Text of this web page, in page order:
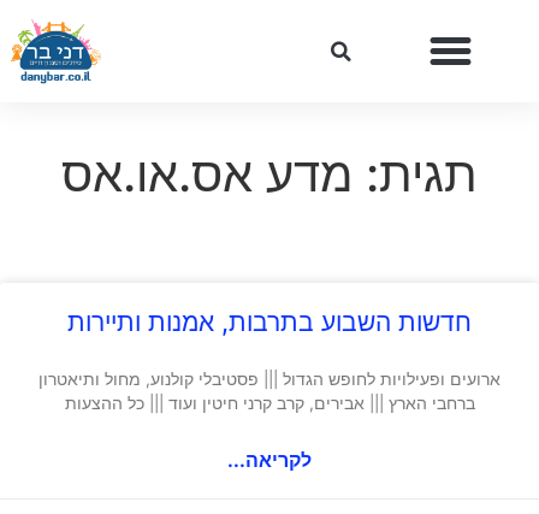
תגית: מדע אס.או.אס
חדשות השבוע בתרבות, אמנות ותיירות
ארועים ופעילויות לחופש הגדול ||| פסטיבלי קולנוע, מחול ותיאטרון
ברחבי הארץ ||| אבירים, קרב קרני חיטין ועוד ||| כל ההצעות
לקריאה...